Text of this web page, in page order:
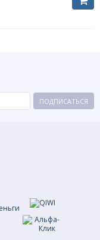
ПОДПИСАТЬСЯ